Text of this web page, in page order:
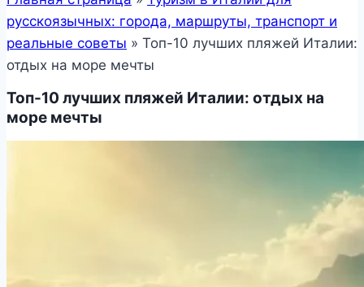
русскоязычных: города, маршруты, транспорт и
реальные советы » Топ-10 лучших пляжей Италии:
отдых на море мечты
Топ-10 лучших пляжей Италии: отдых на
море мечты